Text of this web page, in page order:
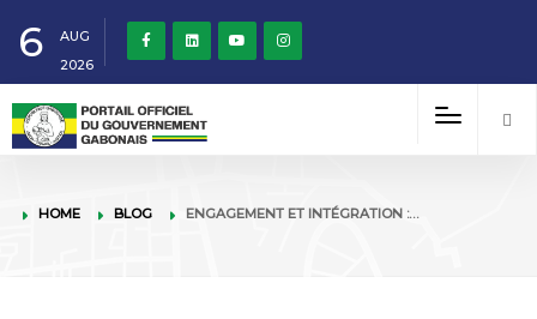
6
AUG
2026
HOME BLOG ENGAGEMENT ET INTÉGRATION :…